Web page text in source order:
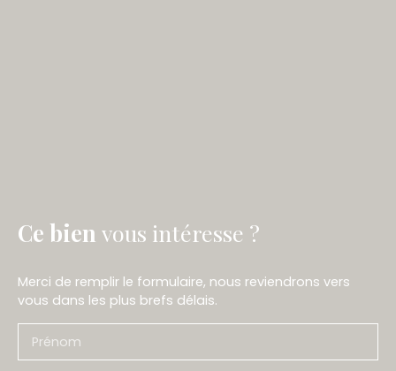
Ce bien vous intéresse ?
Merci de remplir le formulaire, nous reviendrons vers
vous dans les plus brefs délais.
Prénom